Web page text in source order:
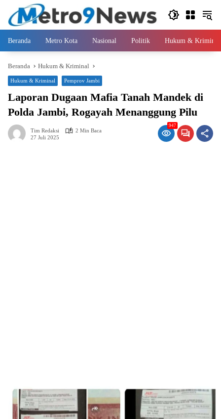
Langsung
konten
Beranda Metro Kota Nasional Politik Hukum & Kriminal
Beranda Hukum & Kriminal
Hukum & Kriminal Pemprov Jambi
Laporan Dugaan Mafia Tanah Mandek di
Polda Jambi, Rogayah Menanggung Pilu
Tim Redaksi
2 Min Baca
27 Juli 2025
947